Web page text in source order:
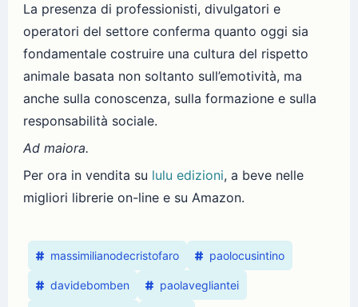
La presenza di professionisti, divulgatori e
operatori del settore conferma quanto oggi sia
fondamentale costruire una cultura del rispetto
animale basata non soltanto sull’emotività, ma
anche sulla conoscenza, sulla formazione e sulla
responsabilità sociale.
Ad maiora.
Per ora in vendita su lulu edizioni, a beve nelle
migliori librerie on-line e su Amazon.
massimilianodecristofaro paolocusintino
davidebomben paolavegliantei